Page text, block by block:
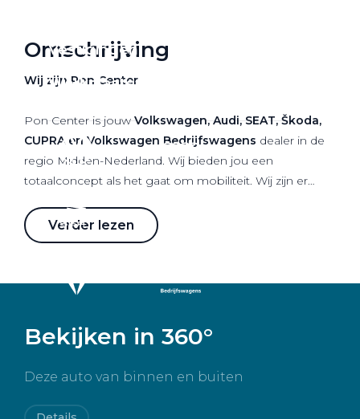
Vestigingen
Werkplaatsafspraak
Omschrijving
Wij zijn Pon Center
Pon Center is jouwVolkswagen, Audi, SEAT, Škoda,
CUPRA en Volkswagen Bedrijfswagens dealer in de
regio Midden-Nederland. Wij bieden jou een
totaalconcept als het gaat om mobiliteit. Wij zijn er
staan ook voor je klaar als het gaat om onderhoud,
leaseproducten, financieringen, verhuur en schade.
in om jou optimaal mobiel te houden, met plezier en
Verder lezen
Bekijken in 360°
Deze auto van binnen en buiten